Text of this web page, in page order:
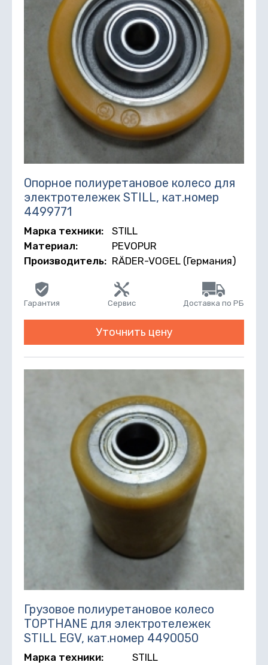
Опорное полиуретановое колесо для
электротележек STILL, кат.номер
4499771
Марка техники:
STILL
Материал:
PEVOPUR
Производитель: RÄDER-VOGEL (Германия)
Гарантия Сервис Доставка по РБ
Уточнить цену
Грузовое полиуретановое колесо
TOPTHANE для электротележек
STILL EGV, кат.номер 4490050
Марка техники:
STILL